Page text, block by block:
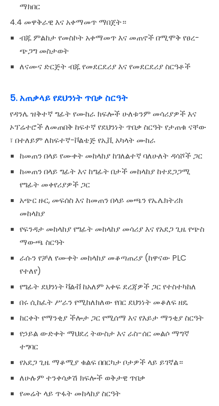
ማክበር
4.4 መዋቅራዊ እና አቀማመጥ ማበጀት።
ብጁ ምልከታ የመስኮት አቀማመጥ እና መጠኖች በሚሞቅ የፀረ-
ጭጋግ መስታወት
ለናሙና ድርጅት ብጁ የመደርደሪያ እና የመደርደሪያ ስርዓቶች
5. አጠቃላይ የደህንነት ጥበቃ ስርዓት
የዳንሌ ዝቅተኛ ግፊት የሙከራ ክፍሎች ሁለቱንም መሳሪያዎች እና
ኦፕሬተሮች ለመጠበቅ ከፍተኛ የደህንነት ጥበቃ ስርዓት የታጠቁ ናቸው
፣ በተለይም ለከፍተኛ-ቮልቴጅ የኢቪ አካላት ሙከራ
ከመጠን በላይ የሙቀት መከላከያ ከገለልተኛ ባለሁለት ዳሳሾች ጋር
ከመጠን በላይ ግፊት እና ከግፊት በታች መከላከያ ከተደጋጋሚ
የግፊት መቀየሪያዎች ጋር
አጭር ዙር, መፍሰስ እና ከመጠን በላይ መጫን የኤሌክትሪክ
መከላከያ
የፍንዳታ መከላከያ የግፊት መከላከያ መሳሪያ እና የአደጋ ጊዜ የጭስ
ማውጫ ስርዓት
ራሱን የቻለ የሙቀት መከላከያ መቆጣጠሪያ (ከዋናው PLC
የተለየ)
የግፊት ደህንነት ቫልቭ ከአለም አቀፍ ደረጃዎች ጋር የተስተካከለ
በሩ ሲከፈት ሥራን የሚከለክለው የበር ደህንነት መቆለፍ ዘዴ
ከርቀት የማንቂያ ችሎታ ጋር የሚሰማ እና የእይታ ማንቂያ ስርዓት
የኃይል ውድቀት ማህደረ ትውስታ እና ራስ-ሰር መልሶ ማግኛ
ተግባር
የአደጋ ጊዜ ማቆሚያ ቁልፍ በበርካታ ቦታዎች ላይ ይገኛል።
ለሁሉም ተንቀሳቃሽ ክፍሎች ወቅታዊ ጥበቃ
የመሬት ላይ ጥፋት መከላከያ ስርዓት